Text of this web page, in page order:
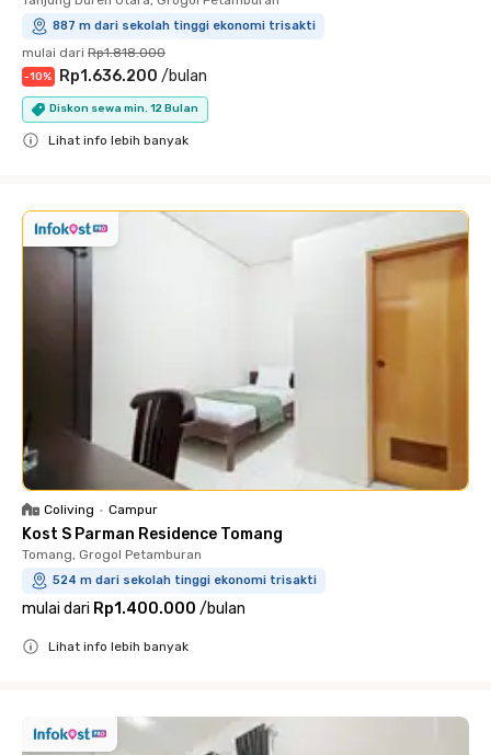
887 m dari sekolah tinggi ekonomi trisakti
mulai dari Rp1.818.000
-10% Rp1.636.200 /bulan
Diskon sewa min. 12 Bulan
Lihat info lebih banyak
Coliving • Campur
Kost S Parman Residence Tomang
Tomang, Grogol Petamburan
524 m dari sekolah tinggi ekonomi trisakti
mulai dari Rp1.400.000 /bulan
Lihat info lebih banyak